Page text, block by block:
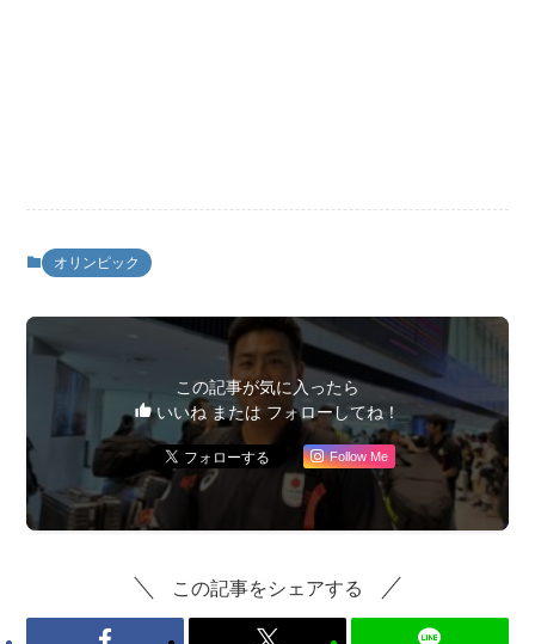
オリンピック
この記事が気に入ったら
いいね または フォローしてね！
Follow Me
この記事をシェアする